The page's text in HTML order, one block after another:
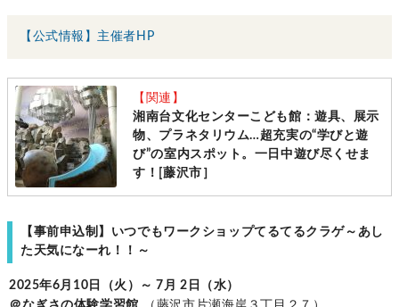
【公式情報】主催者HP
【関連】
湘南台文化センターこども館：遊具、展示
物、プラネタリウム…超充実の“学びと遊
び”の室内スポット。一日中遊び尽くせま
す！[藤沢市］
【事前申込制】いつでもワークショップてるてるクラゲ～あし
た天気になーれ！！～
2025年6月10日（火）～ 7月 2日（水）